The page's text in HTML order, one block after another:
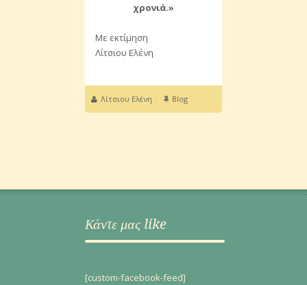
χρονιά.»
Με εκτίμηση
Λίτσιου Ελένη
Λίτσιου Ελένη Blog
Κάντε μας like
[custom-facebook-feed]